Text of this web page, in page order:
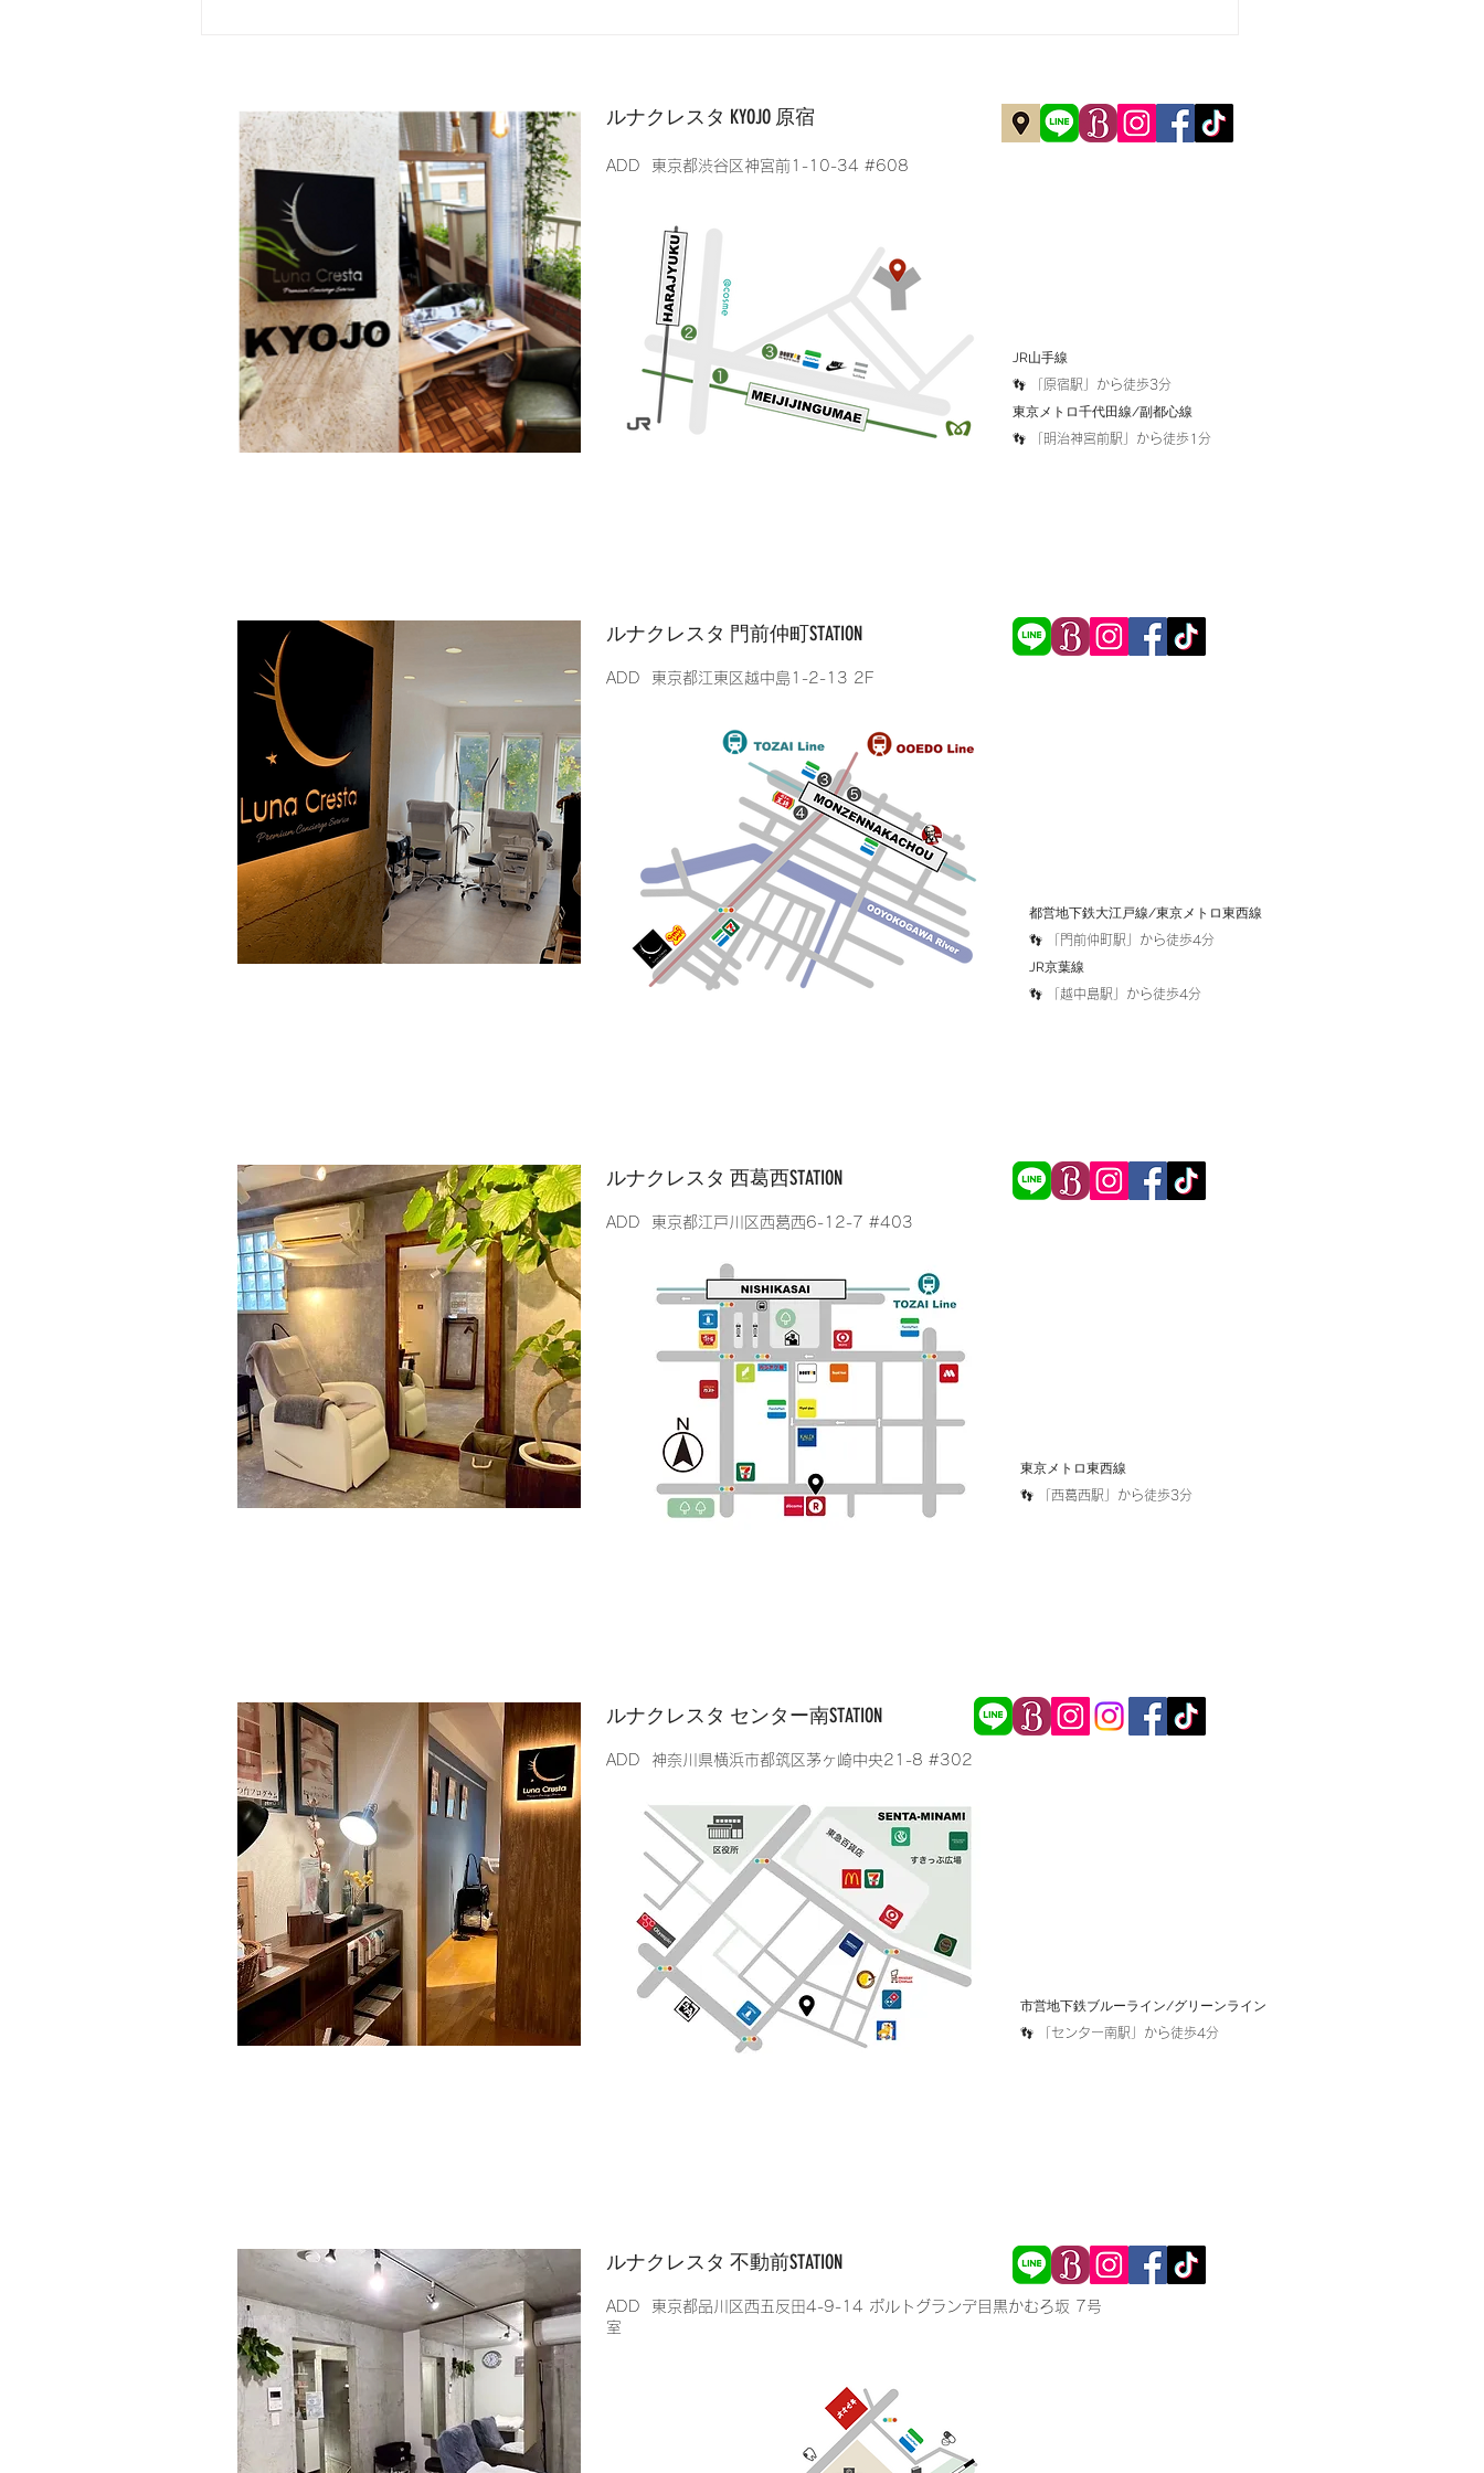
ルナクレスタ KYOJO 原宿
​ADD 東京都渋谷区神宮前1-10-34 #608
JR山手線
👣 「原宿駅」から徒歩3分
​東京メトロ千代田線/副都心線
👣 「明治神宮前駅」から徒歩1分
​ルナクレスタ 門前仲町STATION
​ADD 東京都江東区越中島1-2-13 2F
​都営地下鉄大江戸線/東京メトロ東西線
👣 「 門前仲町駅」から徒歩4分
​JR京葉線
​👣 「越中島駅」から徒歩4分
​ルナクレスタ 西葛西STATION
​ADD 東京都江戸川区西葛西6-12-7 #403
東京メトロ東西線​
​👣 「西葛西駅」から徒歩3分
​ルナクレスタ センター南STATION
​ADD 神奈川県横浜市都筑区茅ヶ崎中央21-8 #302
市営地下鉄ブルーライン/グリーンライン​
​👣 「センター南駅」から徒歩4分
​ルナクレスタ 不動前STATION
​ADD 東京都品川区西五反田4-9-14 ポルトグランデ目黒かむろ坂 7号
室